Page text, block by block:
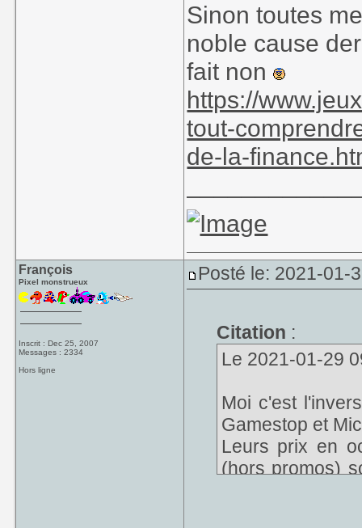
Sinon toutes
noble cause
fait non
https://
tout-
de-la-
François
Pixel monstrueux
Inscrit : Dec 25, 2007
Messages : 2334
Hors ligne
Posté le: 2021-01-
Citation :
Le 2021-01-29
Moi c'est
Gamestop et
Leurs prix en
(hors promos)